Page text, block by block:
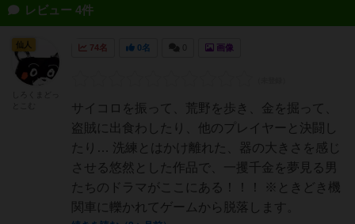
レビュー 4件
74名 0名 画像
サイコロを振って、荒野を歩き、金を掘って、
盗賊に出食わしたり、他のプレイヤーと決闘し
たり… 洗練とはかけ離れた、器の大きさを感じ
させる悠然とした作品で、一攫千金を夢見る男
たちのドラマがここにある！！！ ※ときどき機
関車に轢かれてゲームから脱落します。
仙人